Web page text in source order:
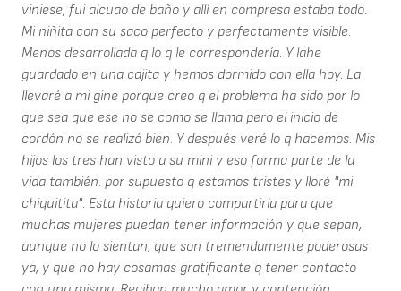
viniese, fui alcuao de baño y allí en compresa estaba todo.
Mi niñita con su saco perfecto y perfectamente visible.
Menos desarrollada q lo q le correspondería. Y lahe
guardado en una cajita y hemos dormido con ella hoy. La
llevaré a mi gine porque creo q el problema ha sido por lo
que sea que ese no se como se llama pero el inicio de
cordón no se realizó bien. Y después veré lo q hacemos. Mis
hijos los tres han visto a su mini y eso forma parte de la
vida también. por supuesto q estamos tristes y lloré "mi
chiquitita". Esta historia quiero compartirla para que
muchas mujeres puedan tener información y que sepan,
aunque no lo sientan, que son tremendamente poderosas
ya, y que no hay cosamas gratificante q tener contacto